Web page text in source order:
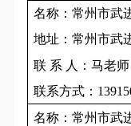
名称：常州市武
地址：常州市武
联 系 人：马老师
联系方式：
名称：常州市武